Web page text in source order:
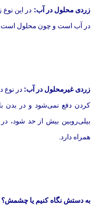
زردی محلول در آب: در این
در آب است و چون محلول است،
زردی غیرمحلول در آب: در نوع
كردن دفع نمی‌شود و در بدن
بیلی‌روبین بیش از حد شود،
همراه دارد.
به دستش نگاه كنیم یا چشمش؟